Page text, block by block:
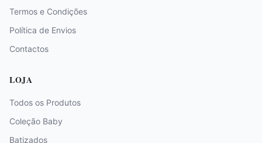
Termos e Condições
Política de Envios
Contactos
LOJA
Todos os Produtos
Coleção Baby
Batizados